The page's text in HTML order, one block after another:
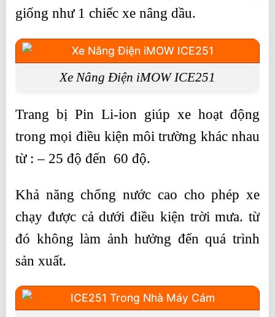
giống như 1 chiếc xe nâng dầu.
Xe Nâng Điện iMOW ICE251
Trang bị Pin Li-ion giúp xe hoạt động
trong mọi điều kiện môi trường khác nhau
từ : – 25 độ đến 60 độ.
Khả năng chống nước cao cho phép xe
chạy được cả dưới điều kiện trời mưa. từ
đó không làm ảnh hưởng đến quá trình
sản xuất.